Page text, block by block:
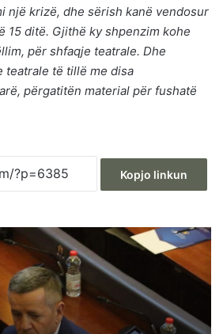
një krizë, dhe sërish kanë vendosur
15 ditë. Gjithë ky shpenzim kohe
për shfaqje teatrale. Dhe
teatrale të tillë me disa
përgatitën material për fushatë
Kopjo linkun